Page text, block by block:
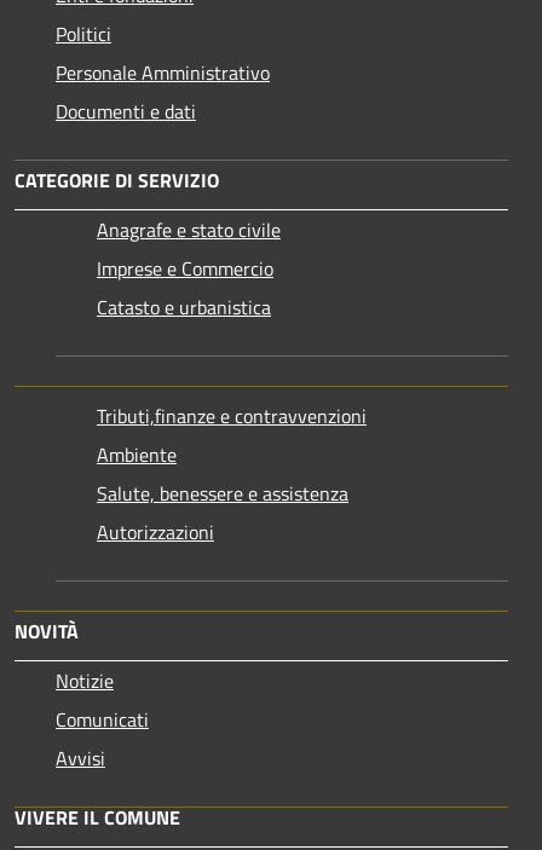
Politici
Personale Amministrativo
Documenti e dati
CATEGORIE DI SERVIZIO
Anagrafe e stato civile
Imprese e Commercio
Catasto e urbanistica
Tributi,finanze e contravvenzioni
Ambiente
Salute, benessere e assistenza
Autorizzazioni
NOVITÀ
Notizie
Comunicati
Avvisi
VIVERE IL COMUNE